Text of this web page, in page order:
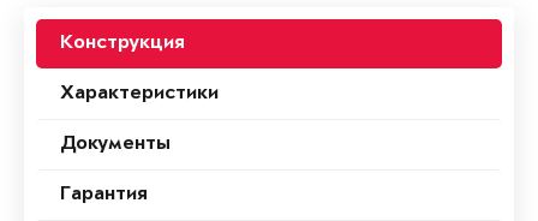
Конструкция
Характеристики
Документы
Гарантия